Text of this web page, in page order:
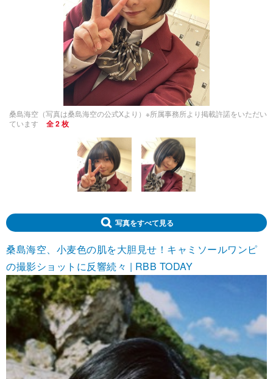
桑島海空（写真は桑島海空の公式Xより）※所属事務所より掲載許諾をいただい
ています
全 2 枚
写真をすべて見る
桑島海空、小麦色の肌を大胆見せ！キャミソールワンピ
の撮影ショットに反響続々 | RBB TODAY